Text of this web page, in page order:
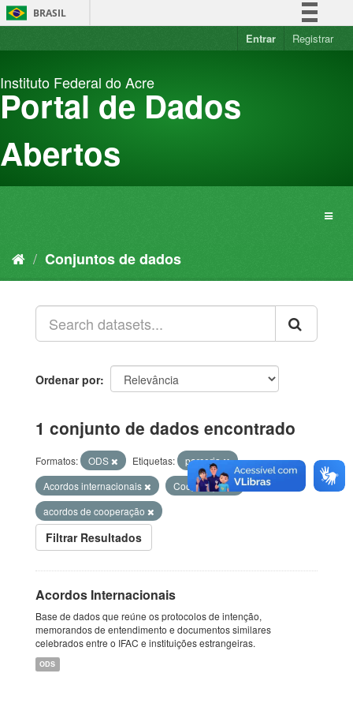
Pular
para
BRASIL
Simplifique!
Acesso à informação
Entrar Registrar
Instituto Federal do Acre
Portal de Dados
Abertos
Conjuntos de dados
Ordenar por
1 conjunto de dados encontrado
Formatos: ODS Etiquetas:
parceria
Acordos internacionais
Cooperação
acordos de cooperação
Filtrar Resultados
Acordos Internacionais
Base de dados que reúne os protocolos de intenção,
memorandos de entendimento e documentos similares
celebrados entre o IFAC e instituições estrangeiras.
ODS